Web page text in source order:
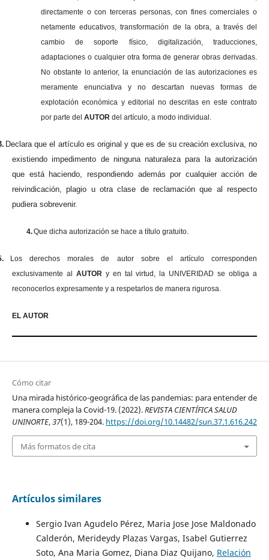
directamente o con terceras personas, con fines comerciales o
netamente educativos, transformación de la obra, a través del
cambio de soporte físico, digitalización, traducciones,
adaptaciones o cualquier otra forma de generar obras derivadas.
No obstante lo anterior, la enunciación de las autorizaciones es
meramente enunciativa y no descartan nuevas formas de
explotación económica y editorial no descritas en este contrato
por parte del AUTORdel artículo, a modo individual.
Declara que el artículo es original y que es de su creación exclusiva, no
existiendo impedimento de ninguna naturaleza para la autorización
que está haciendo, respondiendo además por cualquier acción de
reivindicación, plagio u otra clase de reclamación que al respecto
pudiera sobrevenir.
4.Que dicha autorización se hace a título gratuito.
Los derechos morales de autor sobre el artículo corresponden
exclusivamente al AUTOR y en tal virtud, la UNIVERIDAD se obliga a
reconocerlos expresamente y a respetarlos de manera rigurosa.
EL AUTOR
Cómo citar
Una mirada histórico-geográfica de las pandemias: para entender de
manera compleja la Covid-19. (2022).REVISTA CIENTÍFICA SALUD
UNINORTE,37(1), 189-204. https://doi.org/10.14482/sun.37.1.616.242
Más formatos de cita
Artículos similares
Sergio Ivan Agudelo Pérez, Maria Jose Jose Maldonado
Calderón, Merideydy Plazas Vargas, Isabel Gutierrez
Soto, Ana Maria Gomez, Diana Diaz Quijano, Relación